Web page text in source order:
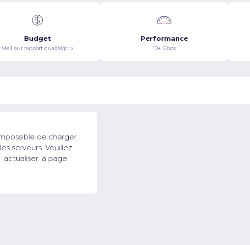
Budget
Meilleur rapport qualité/prix
Performance
10+ Gbps
de charger
les serveurs. Veuillez
actualiser la page.